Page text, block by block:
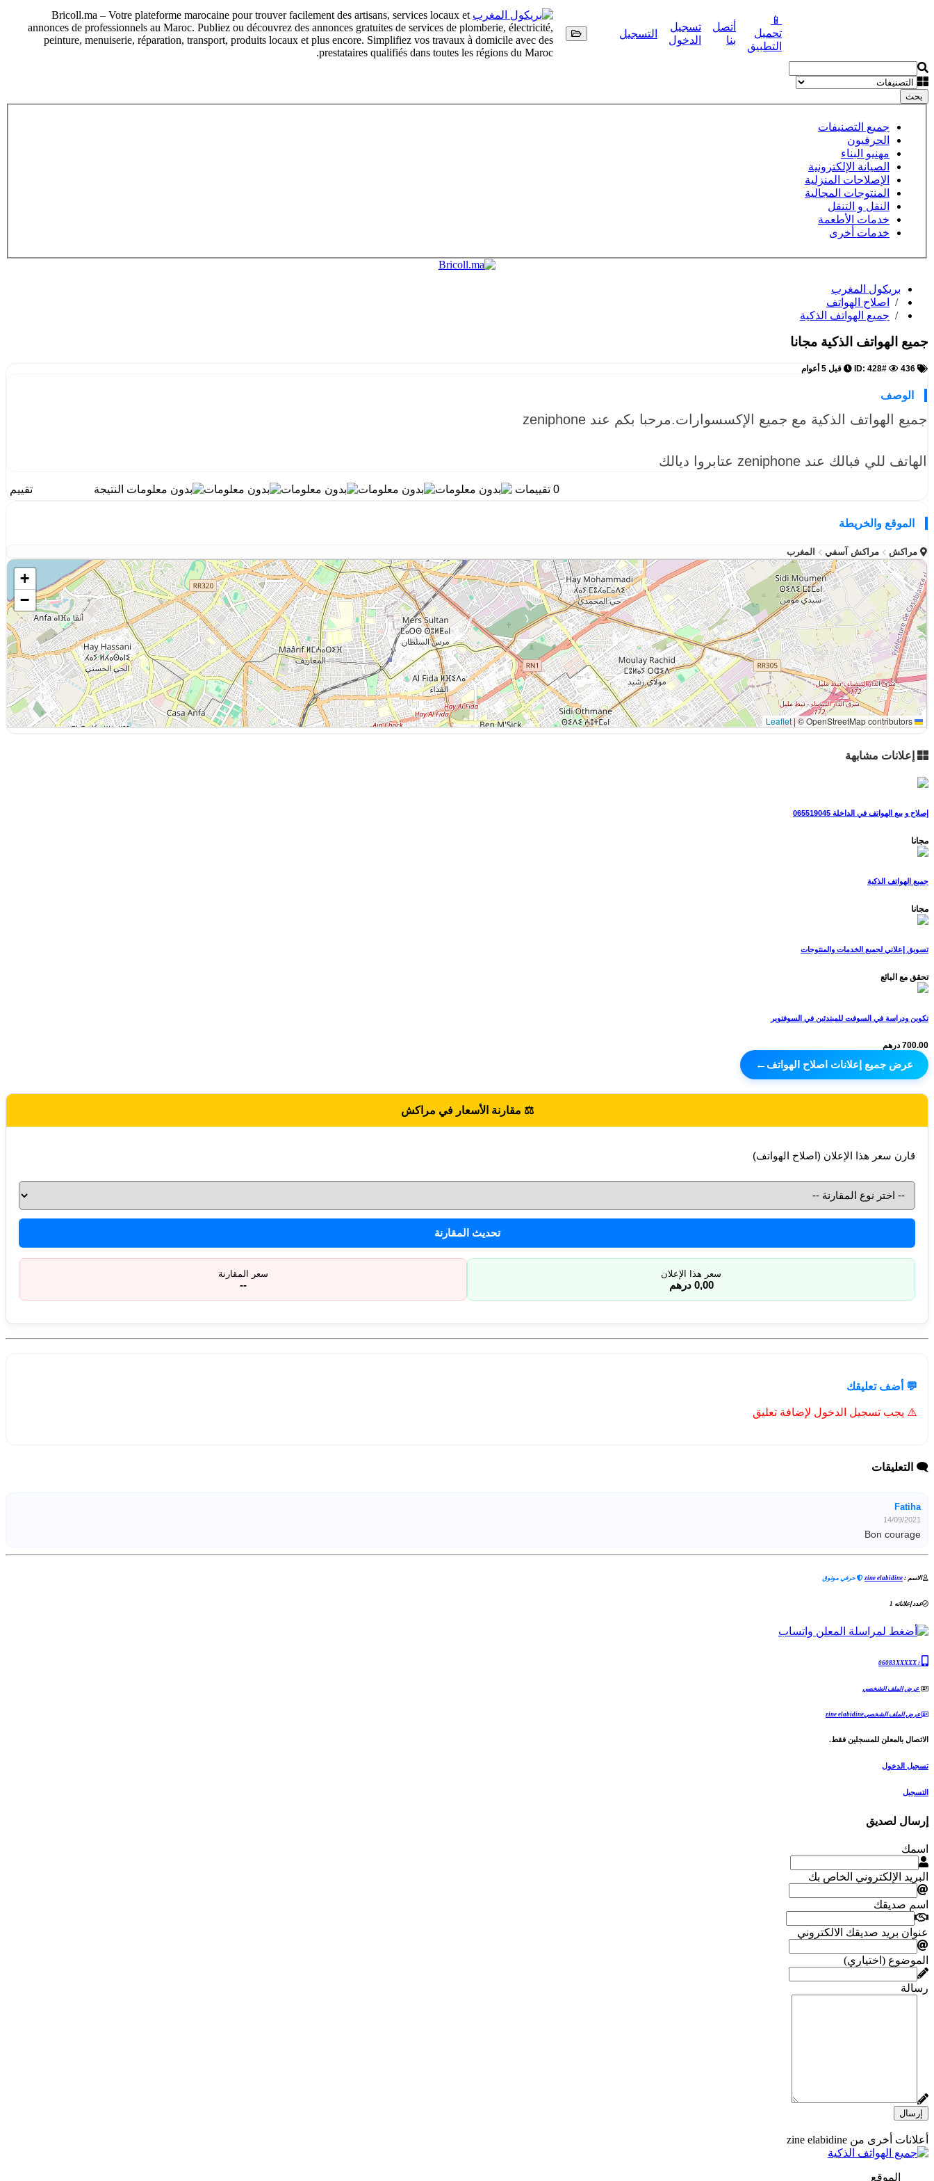
Bricoll.ma – Votre plateforme marocaine pour trouver facilement des artisans, services locaux et
annonces de professionnels au Maroc. Publiez ou découvrez des annonces gratuites de services de plomberie, électricité,
peinture, menuiserie, réparation, transport, produits locaux et plus encore. Simplifiez vos travaux à domicile avec des
prestataires qualifiés dans toutes les régions du Maroc.
📱
تحميل
التطبيق
أتصل
بنا
تسجيل
الدخول
التسجيل
بحث
جميع التصنيفات
الحرفيون
مهنيو البناء
الصيانة الإلكترونية
الإصلاحات المنزلية
المنتوجات المجالية
النقل و التنقل
خدمات الأطعمة
خدمات أخرى
بريكول المغرب
/
اصلاح الهواتف
/ جميع الهواتف الذكية
جميع الهواتف الذكية مجانا
436 قبل 5 أعوام
الوصف
جميع الهواتف الذكية مع جميع الإكسسوارات.مرحبا بكم عند zeniphone
الهاتف للي فبالك عند zeniphone عتابروا ديالك
تقييم النتيجة 0 تقييمات
الموقع والخريطة
مراكش مراكش آسفي المغرب
+
−
|© OpenStreetMap contributors
إعلانات مشابهة
إصلاح و بيع الهواتف في الداخلة 065519045
مجانا
جميع الهواتف الذكية
مجانا
تسويق إعلاني لجميع الخدمات والمنتوجات
تحقق مع البائع
تكوين ودراسة في السوفت للمبتدئين في السوفتوير
700.00 درهم
عرض جميع إعلانات اصلاح الهواتف ←
⚖️ مقارنة الأسعار في مراكش
قارن سعر هذا الإعلان (اصلاح الهواتف)
تحديث المقارنة
سعر هذا الإعلان
0,00 درهم
سعر المقارنة
--
💬 أضف تعليقك
⚠️ يجب تسجيل الدخول لإضافة تعليق
🗨️ التعليقات
Fatiha
14/09/2021
Bon courage
الاسم : zine elabidine حرفي موثوق
عدد إعلاناته 1
:
06083XXXXX
عرض الملف الشخصي
عرض الملف الشخصيzine elabidine
الاتصال بالمعلن للمسجلين فقط.
تسجيل الدخول
التسجيل
إرسال لصديق
اسمك
البريد الإلكتروني الخاص بك
اسم صديقك
عنوان بريد صديقك الالكتروني
الموضوع (اختياري)
رسالة
إرسال
أعلانات أخرى من zine elabidine
الموقع